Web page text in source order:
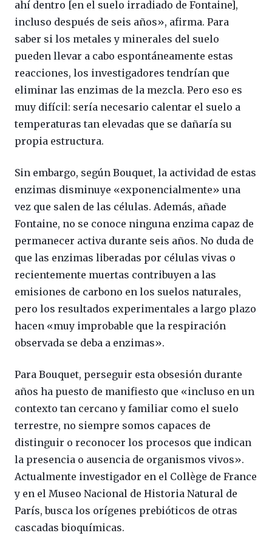
ahí dentro [en el suelo irradiado de Fontaine],
incluso después de seis años», afirma. Para
saber si los metales y minerales del suelo
pueden llevar a cabo espontáneamente estas
reacciones, los investigadores tendrían que
eliminar las enzimas de la mezcla. Pero eso es
muy difícil: sería necesario calentar el suelo a
temperaturas tan elevadas que se dañaría su
propia estructura.
Sin embargo, según Bouquet, la actividad de estas
enzimas disminuye «exponencialmente» una
vez que salen de las células. Además, añade
Fontaine, no se conoce ninguna enzima capaz de
permanecer activa durante seis años. No duda de
que las enzimas liberadas por células vivas o
recientemente muertas contribuyen a las
emisiones de carbono en los suelos naturales,
pero los resultados experimentales a largo plazo
hacen «muy improbable que la respiración
observada se deba a enzimas».
Para Bouquet, perseguir esta obsesión durante
años ha puesto de manifiesto que «incluso en un
contexto tan cercano y familiar como el suelo
terrestre, no siempre somos capaces de
distinguir o reconocer los procesos que indican
la presencia o ausencia de organismos vivos».
Actualmente investigador en el Collège de France
y en el Museo Nacional de Historia Natural de
París, busca los orígenes prebióticos de otras
cascadas bioquímicas.